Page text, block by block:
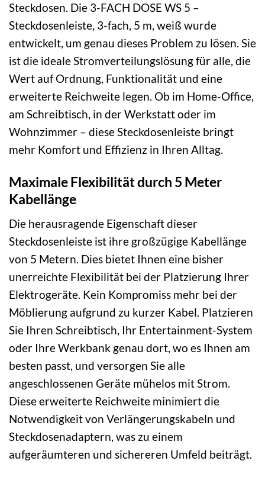
Steckdosen. Die 3-FACH DOSE WS 5 –
Steckdosenleiste, 3-fach, 5 m, weiß wurde
entwickelt, um genau dieses Problem zu lösen. Sie
ist die ideale Stromverteilungslösung für alle, die
Wert auf Ordnung, Funktionalität und eine
erweiterte Reichweite legen. Ob im Home-Office,
am Schreibtisch, in der Werkstatt oder im
Wohnzimmer – diese Steckdosenleiste bringt
mehr Komfort und Effizienz in Ihren Alltag.
Maximale Flexibilität durch 5 Meter
Kabellänge
Die herausragende Eigenschaft dieser
Steckdosenleiste ist ihre großzügige Kabellänge
von 5 Metern. Dies bietet Ihnen eine bisher
unerreichte Flexibilität bei der Platzierung Ihrer
Elektrogeräte. Kein Kompromiss mehr bei der
Möblierung aufgrund zu kurzer Kabel. Platzieren
Sie Ihren Schreibtisch, Ihr Entertainment-System
oder Ihre Werkbank genau dort, wo es Ihnen am
besten passt, und versorgen Sie alle
angeschlossenen Geräte mühelos mit Strom.
Diese erweiterte Reichweite minimiert die
Notwendigkeit von Verlängerungskabeln und
Steckdosenadaptern, was zu einem
aufgeräumteren und sichereren Umfeld beiträgt.